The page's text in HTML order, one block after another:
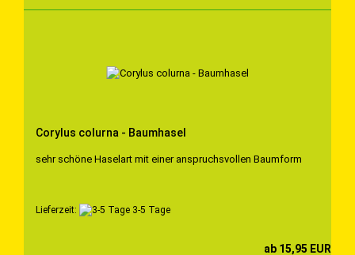
Corylus colurna - Baumhasel
sehr schöne Haselart mit einer anspruchsvollen Baumform
Lieferzeit: 3-5 Tage
ab 15,95 EUR